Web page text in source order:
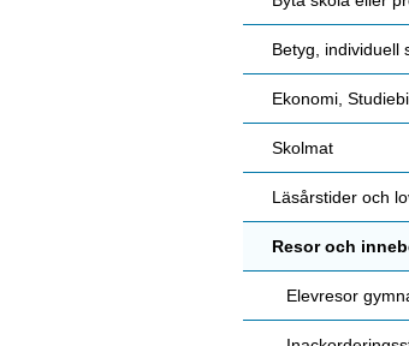
Betyg, individuell
Ekonomi,
Skolmat
Läsårstider och
Resor och
Elevresor